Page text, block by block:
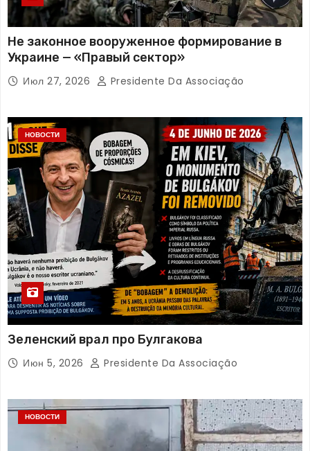
Не законное вооруженное формирование в
Украине — «Правый сектор»
Июл 27, 2026 Presidente Da Associação
НОВОСТИ
Зеленский врал про Булгакова
Июн 5, 2026 Presidente Da Associação
НОВОСТИ